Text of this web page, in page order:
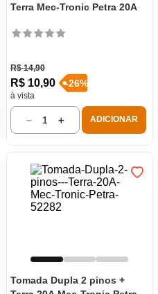
Terra Mec-Tronic Petra 20A
R$ 14,90
R$ 10,90
à vista
-26%
＋
－ ADICIONAR
Tomada Dupla 2 pinos +